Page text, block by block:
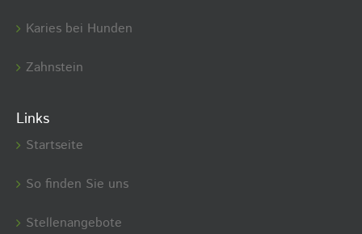
Karies bei Hunden
Zahnstein
Links
Startseite
So finden Sie uns
Stellenangebote